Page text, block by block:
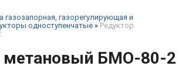
газозапорная, газорегулирующая и
одноступенчатые » Редуктор
метановый БМО-80-2